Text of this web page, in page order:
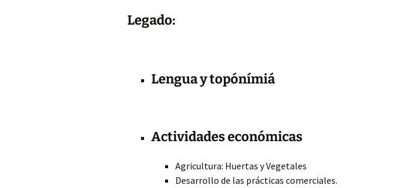
Legado:
Lengua y topónímiá
Actividades económicas
Agricultura: Huertas y Vegetales
Desarrollo de las prácticas comerciales.